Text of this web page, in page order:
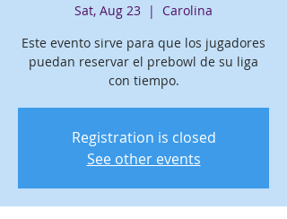
Sat, Aug 23
  |
Carolina
Este evento sirve para que los jugadores
puedan reservar el prebowl de su liga
con tiempo.
Registration is closed
See other events